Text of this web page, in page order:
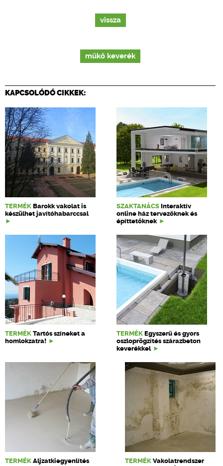
vissza
műkő keverék
KAPCSOLÓDÓ CIKKEK:
TERMÉK Barokk vakolat is
készülhet javítóhabarccsal
SZAKTANÁCS Interaktív
online ház tervezőknek és
építtetőknek
TERMÉK Tartós színeket a
homlokzatra!
TERMÉK Egyszerű és gyors
oszloprögzítés szárazbeton
keverékkel
TERMÉK Aljzatkiegyenlítés
TERMÉK Vakolatrendszer